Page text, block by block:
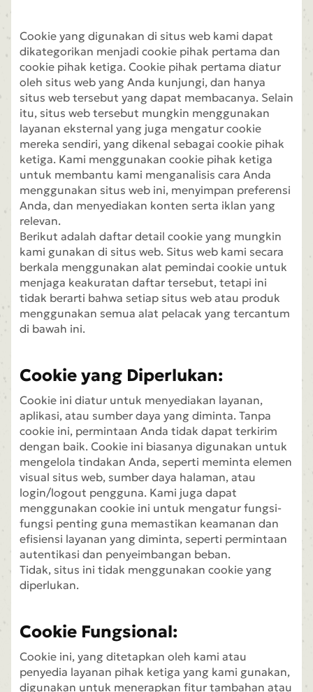
Cookie yang digunakan di situs web kami dapat
dikategorikan menjadi cookie pihak pertama dan
cookie pihak ketiga. Cookie pihak pertama diatur
oleh situs web yang Anda kunjungi, dan hanya
situs web tersebut yang dapat membacanya. Selain
itu, situs web tersebut mungkin menggunakan
layanan eksternal yang juga mengatur cookie
mereka sendiri, yang dikenal sebagai cookie pihak
ketiga. Kami menggunakan cookie pihak ketiga
untuk membantu kami menganalisis cara Anda
menggunakan situs web ini, menyimpan preferensi
Anda, dan menyediakan konten serta iklan yang
relevan.
Berikut adalah daftar detail cookie yang mungkin
kami gunakan di situs web. Situs web kami secara
berkala menggunakan alat pemindai cookie untuk
menjaga keakuratan daftar tersebut, tetapi ini
tidak berarti bahwa setiap situs web atau produk
menggunakan semua alat pelacak yang tercantum
di bawah ini.
Cookie yang Diperlukan:
Cookie ini diatur untuk menyediakan layanan,
aplikasi, atau sumber daya yang diminta. Tanpa
cookie ini, permintaan Anda tidak dapat terkirim
dengan baik. Cookie ini biasanya digunakan untuk
mengelola tindakan Anda, seperti meminta elemen
visual situs web, sumber daya halaman, atau
login/logout pengguna. Kami juga dapat
menggunakan cookie ini untuk mengatur fungsi-
fungsi penting guna memastikan keamanan dan
efisiensi layanan yang diminta, seperti permintaan
autentikasi dan penyeimbangan beban.
Tidak, situs ini tidak menggunakan cookie yang
diperlukan.
Cookie Fungsional:
Cookie ini, yang ditetapkan oleh kami atau
penyedia layanan pihak ketiga yang kami gunakan,
digunakan untuk menerapkan fitur tambahan atau